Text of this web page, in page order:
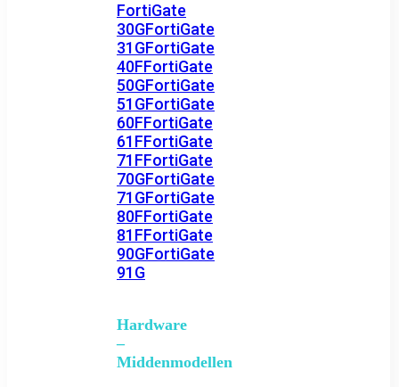
FortiGate
30GFortiGate
31GFortiGate
40FFortiGate
50GFortiGate
51GFortiGate
60FFortiGate
61FFortiGate
71FFortiGate
70GFortiGate
71GFortiGate
80FFortiGate
81FFortiGate
90GFortiGate
91G
Hardware
–
Middenmodellen